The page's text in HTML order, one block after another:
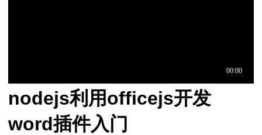
介模
nodejs利用officejs开发
word插件入门